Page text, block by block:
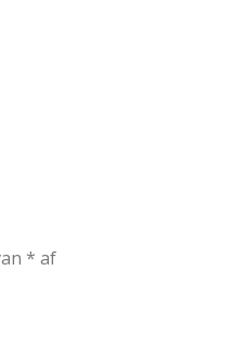
* af